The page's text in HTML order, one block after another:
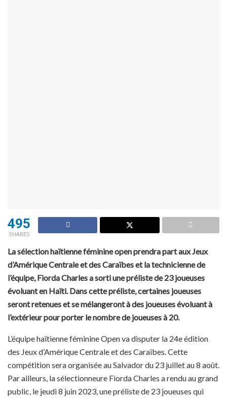
495
SHARES
La sélection haïtienne féminine open prendra part aux Jeux
d’Amérique Centrale et des Caraïbes et la technicienne de
l’équipe, Fiorda Charles a sorti une préliste de 23 joueuses
évoluant en Haïti. Dans cette préliste, certaines joueuses
seront retenues et se mélangeront à des joueuses évoluant à
l’extérieur pour porter le nombre de joueuses à 20.
L’équipe haïtienne féminine Open va disputer la 24e édition
des Jeux d’Amérique Centrale et des Caraïbes. Cette
compétition sera organisée au Salvador du 23 juillet au 8 août.
Par ailleurs, la sélectionneure Fiorda Charles a rendu au grand
public, le jeudi 8 juin 2023, une préliste de 23 joueuses qui